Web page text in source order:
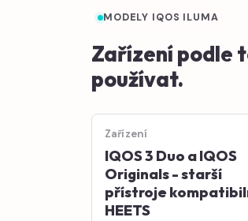
MODELY IQOS ILUMA
Zařízení podle
používat.
Zařízení
IQOS 3 Duo a IQOS
Originals - starší
přístroje
HEETS